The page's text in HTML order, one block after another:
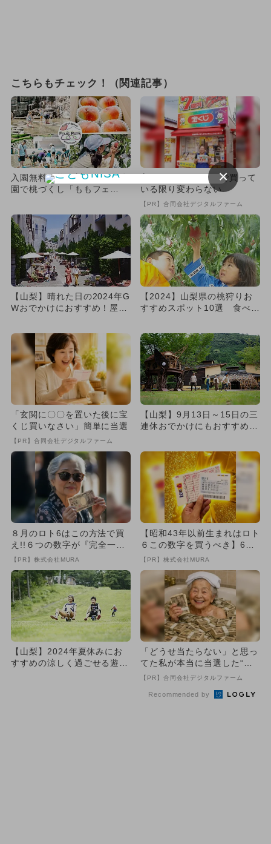
こちらもチェック！（関連記事）
入園無料の笛吹川フルーツ公
園で桃づくし「ももフェ
も！
宝くじ“なんとなく”で買って
いる限り変わらない
【PR】合同会社デジタルファーム
【山梨】晴れた日の2024年G
Wおでかけにおすすめ！屋外
【2024】山梨県の桃狩りお
すすめスポット10選 食べ放
「玄関に〇〇を置いた後に宝
くじ買いなさい」簡単に当選
【PR】合同会社デジタルファーム
【山梨】9月13日～15日の三
連休おでかけにもおすすめ！
８月のロト6はこの方法で買
え!!６つの数字が『完全一
致』する方法
【PR】株式会社MURA
【昭和43年以前生まれはロト
６この数字を買うべき】6つ
の数字が「完全一致」する
【PR】株式会社MURA
【山梨】2024年夏休みにお
すすめの涼しく過ごせる遊び
「どうせ当たらない」と思っ
てた私が本当に当選した“買
い方”がこれ
【PR】合同会社デジタルファーム
Recommended by
×